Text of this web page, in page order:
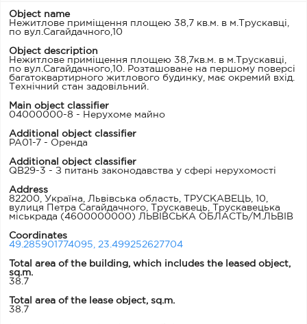
Object name
Нежитлове приміщення площею 38,7 кв.м. в м.Трускавці,
по вул.Сагайдачного,10
Object description
Нежитлове приміщення площею 38,7кв.м. в м.Трускавці,
по вул.Сагайдачного,10. Розташоване на першому поверсі
багатоквартирного житлового будинку, має окремий вхід.
Технічний стан задовільний.
Main object classifier
04000000-8 - Нерухоме майно
Additional object classifier
PA01-7 - Оренда
Additional object classifier
QB29-3 - З питань законодавства у сфері нерухомості
Address
82200, Україна, Львівська область, ТРУСКАВЕЦЬ, 10,
вулиця Петра Сагайдачного, Трускавець, Трускавецька
міськрада (4600000000) ЛЬВІВСЬКА ОБЛАСТЬ/М.ЛЬВІВ
Coordinates
49.285901774095, 23.499252627704
Total area of ​​the building, which includes the leased object,
sq.m.
38.7
Total area of the lease object, sq.m.
38.7